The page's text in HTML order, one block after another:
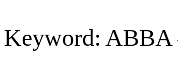
Keyword: ABBA